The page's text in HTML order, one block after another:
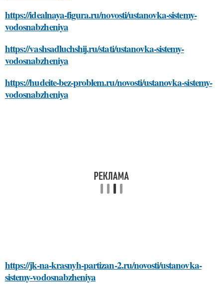
https://idealnaya-figura.ru/novosti/ustanovka-sistemy-
vodosnabzheniya
https://vashsadluchshij.ru/stati/ustanovka-sistemy-
vodosnabzheniya
https://hudeite-bez-problem.ru/novosti/ustanovka-sistemy-
vodosnabzheniya
https://jk-na-krasnyh-partizan-2.ru/novosti/ustanovka-
sistemy-vodosnabzheniya